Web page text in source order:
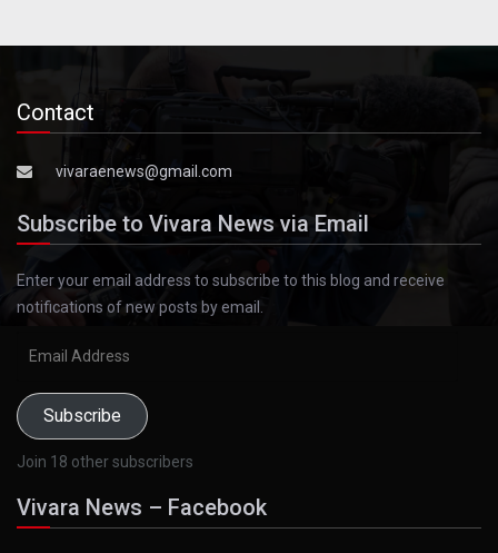
Contact
vivaraenews@gmail.com
Subscribe to Vivara News via Email
Enter your email address to subscribe to this blog and receive
notifications of new posts by email.
Subscribe
Join 18 other subscribers
Vivara News – Facebook